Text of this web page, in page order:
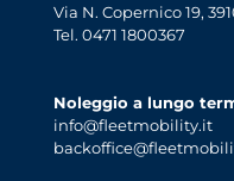
Via N. Copernico 19,
Tel. 0471 1800367
Noleggio a lungo
info@fleetmobility.it